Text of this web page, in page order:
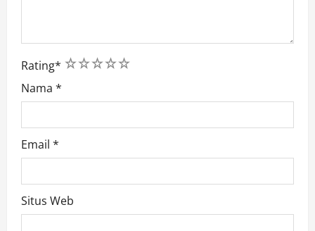
Rating* 5
4
3
2
1
Nama *
Email *
Situs Web